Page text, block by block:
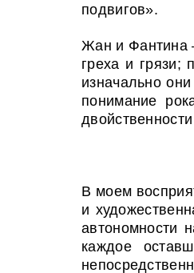
подвигов».
Жан и Фантина
греха и грязи;
изначально
понимание
В моем
и
автономности
каж­дое